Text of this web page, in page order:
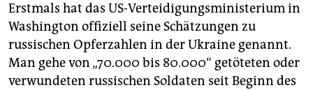
abo
genossenschaft
epaper login
Erstmals hat das US-Verteidigungsministerium in
Washington offiziell seine Schätzungen zu
russischen Opferzahlen in der Ukraine genannt.
Man gehe von „70.000 bis 80.000“ getöteten oder
verwundeten russischen Soldaten seit Beginn des